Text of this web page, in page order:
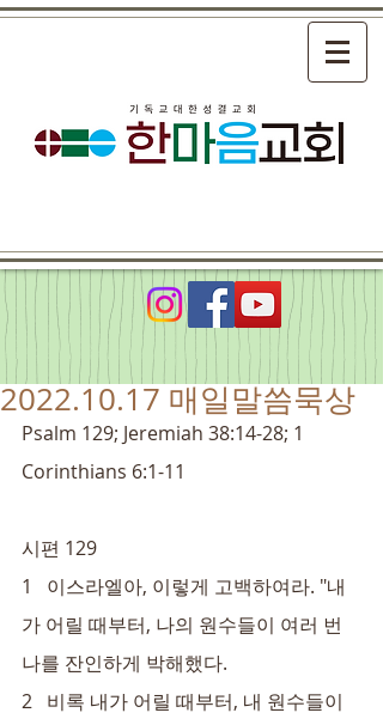
2022.10.17 매일말씀묵상
Psalm 129; Jeremiah 38:14-28; 1
Corinthians 6:1-11
시편 129
1   이스라엘아, 이렇게 고백하여라. "내
가 어릴 때부터, 나의 원수들이 여러 번
나를 잔인하게 박해했다.
2   비록 내가 어릴 때부터, 내 원수들이